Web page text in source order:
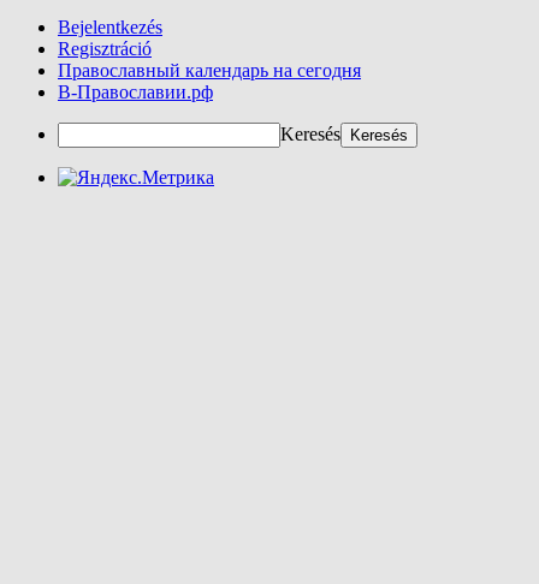
Bejelentkezés
Regisztráció
Православный календарь на сегодня
В-Православии.рф
Keresés